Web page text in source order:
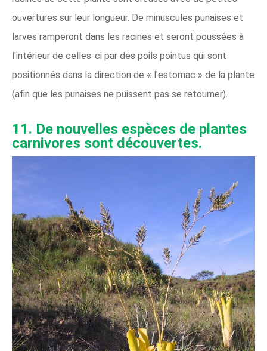
ouvertures sur leur longueur. De minuscules punaises et
larves ramperont dans les racines et seront poussées à
l'intérieur de celles-ci par des poils pointus qui sont
positionnés dans la direction de « l'estomac » de la plante
(afin que les punaises ne puissent pas se retourner).
11. De nouvelles espèces de plantes
carnivores sont découvertes.